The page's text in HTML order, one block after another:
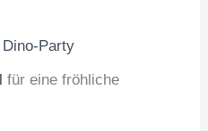
Party
für eine fröhliche